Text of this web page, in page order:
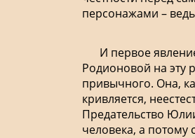
персонажами –
И первое
Родионовой на эту
привычного. Она,
кривляется,
Предательство
человека, а потому